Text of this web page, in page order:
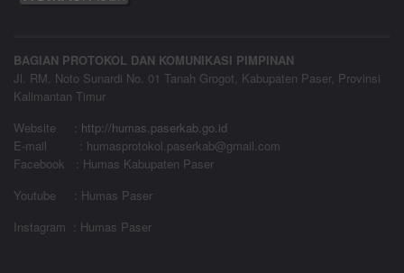
BAGIAN PROTOKOL DAN KOMUNIKASI PIMPINAN
Jl. RM. Noto Sunardi No. 01 Tanah Grogot, Kabupaten Paser, Provinsi
Kalimantan Timur
Website
: http://humas.paserkab.go.id
E-mail : humasprotokol.paserkab@gmail.com
Facebook : Humas Kabupaten Paser
Youtube : Humas Paser
Instagram : Humas Paser